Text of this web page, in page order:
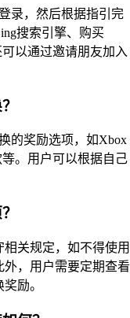
录，然后根据指引完
搜索引擎、购买
以通过邀请朋友加入
的奖励选项，如Xbox
。用户可以根据自己
关规定，如不得使用
，用户需要定期查看
励。